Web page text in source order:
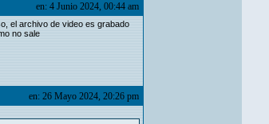
en: 4 Junio 2024, 00:44 am
el archivo de video es grabado
no sale
en: 26 Mayo 2024, 20:26 pm